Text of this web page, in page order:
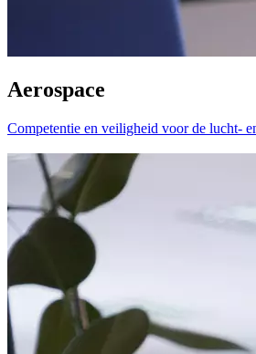
Aerospace
Competentie en veiligheid voor de lucht-